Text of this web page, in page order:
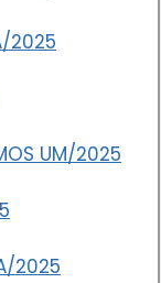
2025
UM/2025
2025